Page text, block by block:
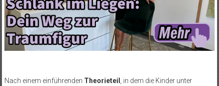
Nach einem einführenden Theorieteil , in dem die Kinder unter